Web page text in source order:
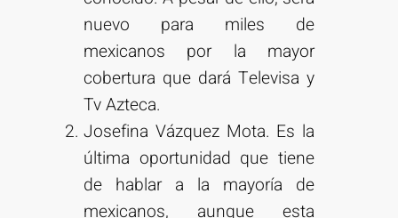
nuevo para miles de
mexicanos por la mayor
cobertura que dará Televisa y
Tv Azteca.
Josefina Vázquez Mota. Es la
última oportunidad que tiene
de hablar a la mayoría de
mexicanos, aunque esta